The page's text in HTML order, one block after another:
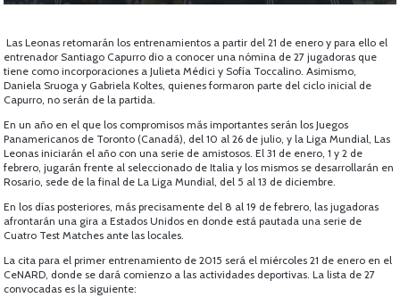
Las Leonas retomarán los entrenamientos a partir del 21 de enero y para ello el
entrenador Santiago Capurro dio a conocer una nómina de 27 jugadoras que
tiene como incorporaciones a Julieta Médici y Sofía Toccalino. Asimismo,
Daniela Sruoga y Gabriela Koltes, quienes formaron parte del ciclo inicial de
Capurro, no serán de la partida.
En un año en el que los compromisos más importantes serán los Juegos
Panamericanos de Toronto (Canadá), del 10 al 26 de julio, y la Liga Mundial, Las
Leonas iniciarán el año con una serie de amistosos. El 31 de enero, 1 y 2 de
febrero, jugarán frente al seleccionado de Italia y los mismos se desarrollarán en
Rosario, sede de la final de La Liga Mundial, del 5 al 13 de diciembre.
En los días posteriores, más precisamente del 8 al 19 de febrero, las jugadoras
afrontarán una gira a Estados Unidos en donde está pautada una serie de
Cuatro Test Matches ante las locales.
La cita para el primer entrenamiento de 2015 será el miércoles 21 de enero en el
CeNARD, donde se dará comienzo a las actividades deportivas. La lista de 27
convocadas es la siguiente: